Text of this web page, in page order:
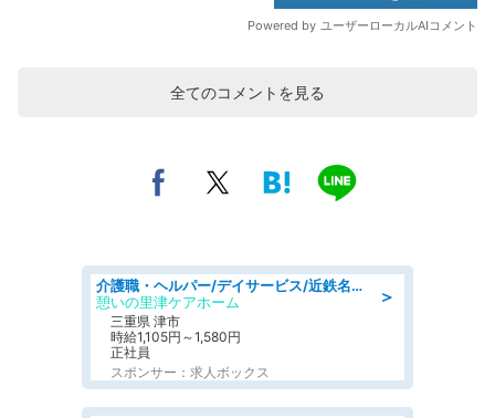
全てのコメントを見る
＞
介護職・ヘルパー/デイサービス/近鉄名古屋線 高田本山/津市/三重県
憩いの里津ケアホーム
三重県 津市
時給1,105円～1,580円
正社員
スポンサー：求人ボックス